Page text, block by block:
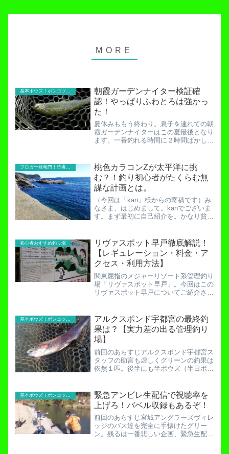
基本ボウズ！ポンコツ実践記
朝霞ガーデンナイター検証確
認！やっぱりふわとろは強かっ
た！
夏休みももう終わり。息子を連れての朝
霞ガーデンナイターはこの夏最後となり
ます。一番釣れる時間に２時間ばかし行
ーの欠点と言えば、「終了20分前に捌
き場が使えなくなる」と...
ブロガー登竜門！読者寄稿のコーナー
桃色カラコンZが太平洋に挑
む？！釣り初心者がたくらむ無
謀な計画とは。
（今回は「kan」様からの寄稿です）み
なさま、はじめまして。kanでございま
す。まず最初に自己紹介を。かなり貧乏
ませんが、明るい家族計画の甘さから、
いつのま...
初心者おすすめ釣り場
リヴァスポット早戸徹底解説！
【レギュレーション・料金・ア
クセス・利用方法】
関東屈指のメジャーリゾート系管理釣り
場「リヴァスポット早戸」。今回はこの
リヴァスポット早戸についてご紹介させ
模原市にあります。リヴァスポット早
戸・早戸川国際マス釣り場H...
基本ボウズ！ポンコツ実践記
アルクスポンド宇都宮の最終釣
果は？【実力差の出る管理釣り
場】
前回のあらすじアルクスポンド宇都宮ス
タッフの助言も虚しくグリーンの釣果は
依然１匹。後半にも半ボウズ（半日ボウ
りを攻める！釣れない…。ta氏はあんな
に釣れているのに…。私...
緊急アンビレ生配信で視聴率を
上げろ！バベル収録もあるぞ！
前回のあらすじ宮城アングラーズヴィレ
ッジのバス達を完全に手懐けたグリー
ン。残るは一番悲しい企画、緊急生配信